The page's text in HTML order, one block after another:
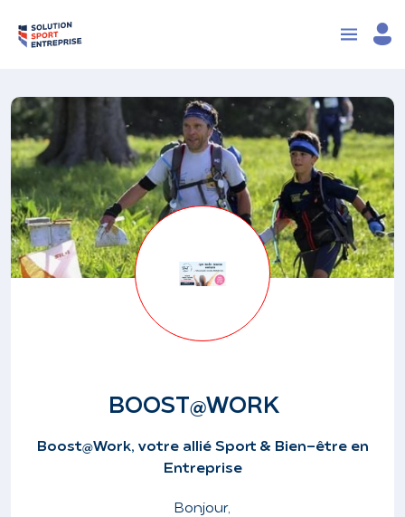
BOOST@WORK
Boost@Work, votre allié Sport & Bien-être en
Entreprise
Bonjour,